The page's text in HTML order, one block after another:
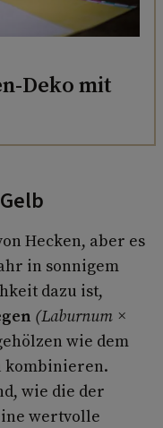
Deko mit
Hecken, aber es
in sonnigem
dazu ist,
(Laburnum ×
wie dem
kombinieren.
wie die der
wertvolle